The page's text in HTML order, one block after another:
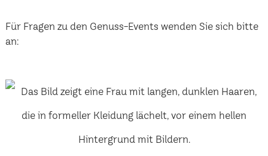
Für Fragen zu den Genuss-Events wenden Sie sich bitte
an: